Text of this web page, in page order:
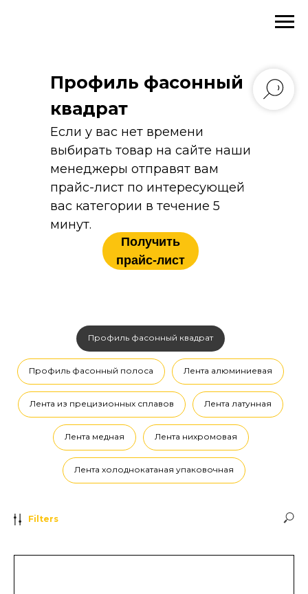
Получить
прайс-лист
Профиль фасонный
квадрат
Если у вас нет времени
выбирать товар на сайте наши
менеджеры отправят вам
прайс-лист по интересующей
вас категории в течение 5
минут.
Профиль фасонный квадрат
Профиль фасонный полоса Лента алюминиевая
Лента из прецизионных сплавов Лента латунная
Лента медная Лента нихромовая
Лента холоднокатаная упаковочная
Filters